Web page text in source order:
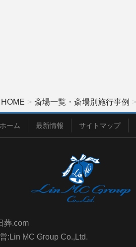
HOME 斎場一覧・斎場別施行事例
ホーム 最新情報 サイトマップ
葬.com
:Lin MC Group Co.,Ltd.